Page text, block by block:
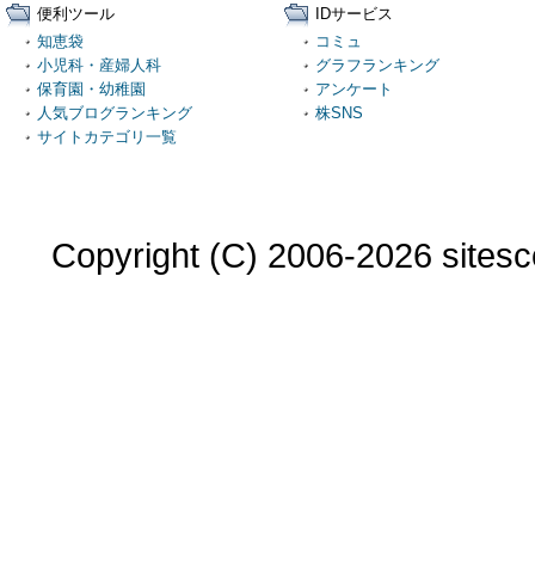
便利ツール
知恵袋
小児科・産婦人科
保育園・幼稚園
人気ブログランキング
サイトカテゴリ一覧
IDサービス
コミュ
グラフランキング
アンケート
株SNS
Copyright (C) 2006-2026